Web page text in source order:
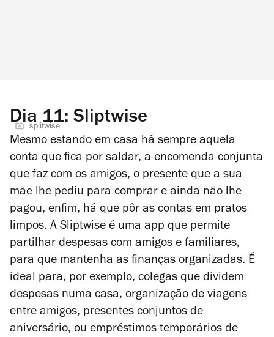
Dia 11: Sliptwise
splitwise
Mesmo estando em casa há sempre aquela
conta que fica por saldar, a encomenda conjunta
que faz com os amigos, o presente que a sua
mãe lhe pediu para comprar e ainda não lhe
pagou, enfim, há que pôr as contas em pratos
limpos. A Sliptwise é uma app que permite
partilhar despesas com amigos e familiares,
para que mantenha as finanças organizadas. É
ideal para, por exemplo, colegas que dividem
despesas numa casa, organização de viagens
entre amigos, presentes conjuntos de
aniversário, ou empréstimos temporários de